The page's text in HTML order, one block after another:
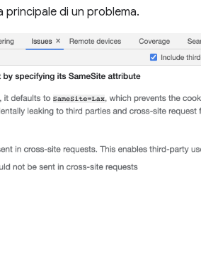
principale di un problema.